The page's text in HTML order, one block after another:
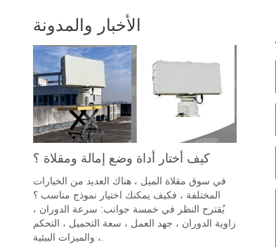
الأخبار والمدونة
كيف أختار أداة وضع إمالة ومقلاة ؟
في سوق مقلاة الميل ، هناك العديد من الخيارات
المختلفة ، فكيف يمكنك اختيار نموذج مناسب ؟
يُقترح النظر في خمسة جوانب: سرعة الدوران ،
زاوية الدوران ، جهد العمل ، سعة التحميل ، التحكم
، والميزات البيئية.